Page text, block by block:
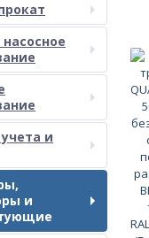
и
и